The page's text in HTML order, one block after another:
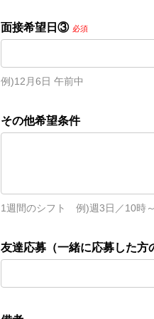
面接希望日③ 必須
例)12月6日 午前中
その他希望条件
1週間のシフト　例)週3日／10時
友達応募（一緒に応募した方